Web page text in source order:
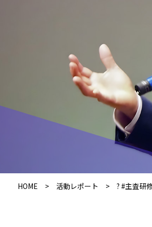
HOME > 活動レポート > ? #主査研